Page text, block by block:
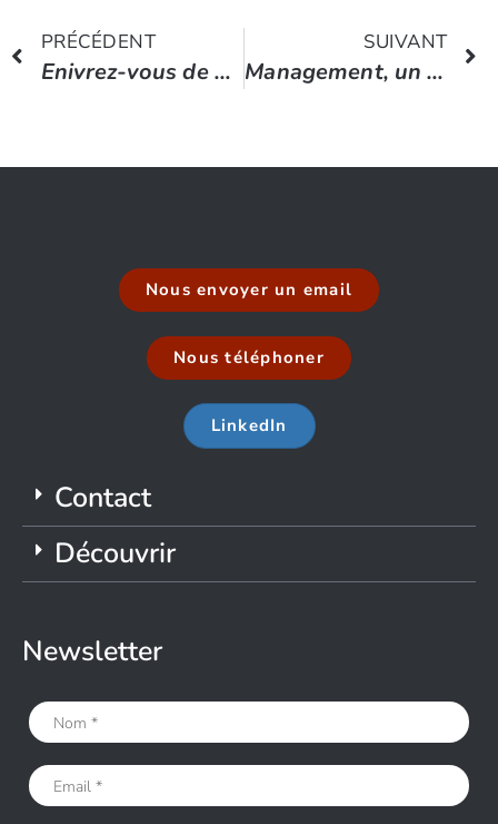
PRÉCÉDENT
Enivrez-vous de Charles Baudelaire dit par Serge Reggiani
SUIVANT
Management, un « drôle de mot » en 47 secondes
Nous envoyer un email
Nous téléphoner
LinkedIn
Contact
Découvrir
Newsletter